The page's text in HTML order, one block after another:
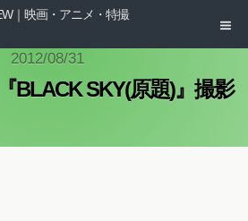
｜映画・アニメ・特撮
2012/08/31
BLACK SKY(原題)』撮影